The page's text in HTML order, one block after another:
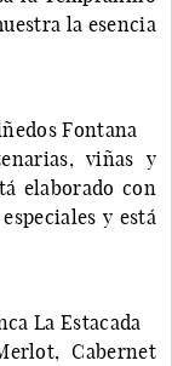
la esencia
Fontana
viñas y
elaborado con
y está
La Estacada
Cabernet